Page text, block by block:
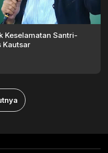
Keselamatan Santri-
Kautsar